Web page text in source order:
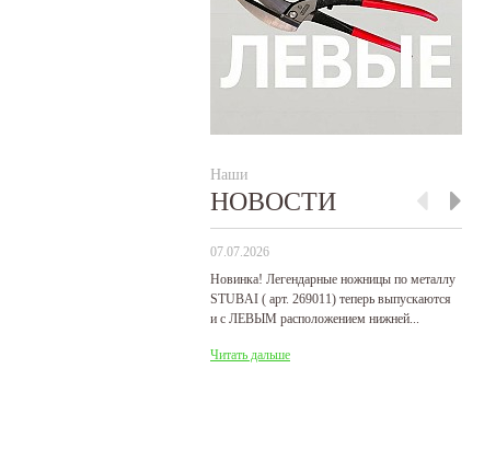
Наши
НОВОСТИ
07.07.2026
Новинка! Легендарные ножницы по металлу
STUBAI ( арт. 269011) теперь выпускаются
и с ЛЕВЫМ расположением нижней...
Читать дальше